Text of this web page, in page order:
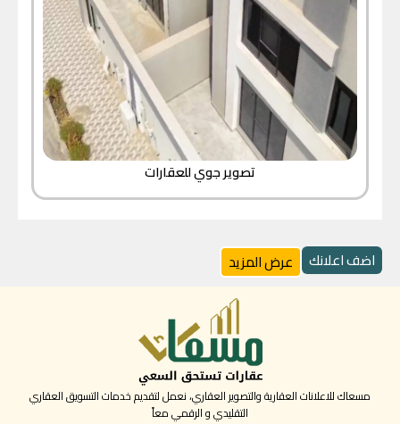
تصوير جوي للعقارات
اضف اعلانك عرض المزيد
مسعاك للاعلانات العقارية والتصوير العقاري، نعمل لتقديم خدمات التسويق العقاري
التقليدي و الرقمي معاً